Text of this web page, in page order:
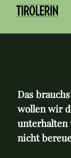
Das
wollen wir
unterhalten
nicht